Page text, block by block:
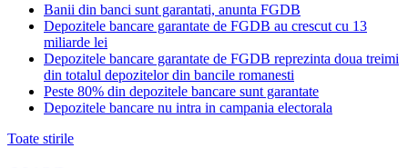
Banii din banci sunt garantati, anunta FGDB
Depozitele bancare garantate de FGDB au crescut cu 13
miliarde lei
Depozitele bancare garantate de FGDB reprezinta doua treimi
din totalul depozitelor din bancile romanesti
Peste 80% din depozitele bancare sunt garantate
Depozitele bancare nu intra in campania electorala
Toate stirile